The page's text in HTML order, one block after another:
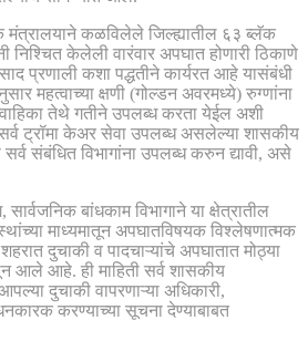
मंत्रालयाने कळविलेले जिल्ह्यातील ६३ ब्लॅक
केलेली वारंवार अपघात होणारी ठिकाणे
प्रणाली कशा पद्धतीने कार्यरत आहे यासंबंधी
महत्वाच्या क्षणी (गोल्डन अवरमध्ये) रुग्णांना
तेथे गतीने उपलब्ध करता येईल अशी
सर्व ट्रॉमा केअर सेवा उपलब्ध असलेल्या शासकीय
सर्व संबंधित विभागांना उपलब्ध करुन द्यावी, असे
सार्वजनिक बांधकाम विभागाने या क्षेत्रातील
माध्यमातून अपघातविषयक विश्लेषणात्मक
दुचाकी व पादचाऱ्यांचे अपघातात मोठ्या
आले आहे. ही माहिती सर्व शासकीय
दुचाकी वापरणाऱ्या अधिकारी,
करण्याच्या सूचना देण्याबाबत